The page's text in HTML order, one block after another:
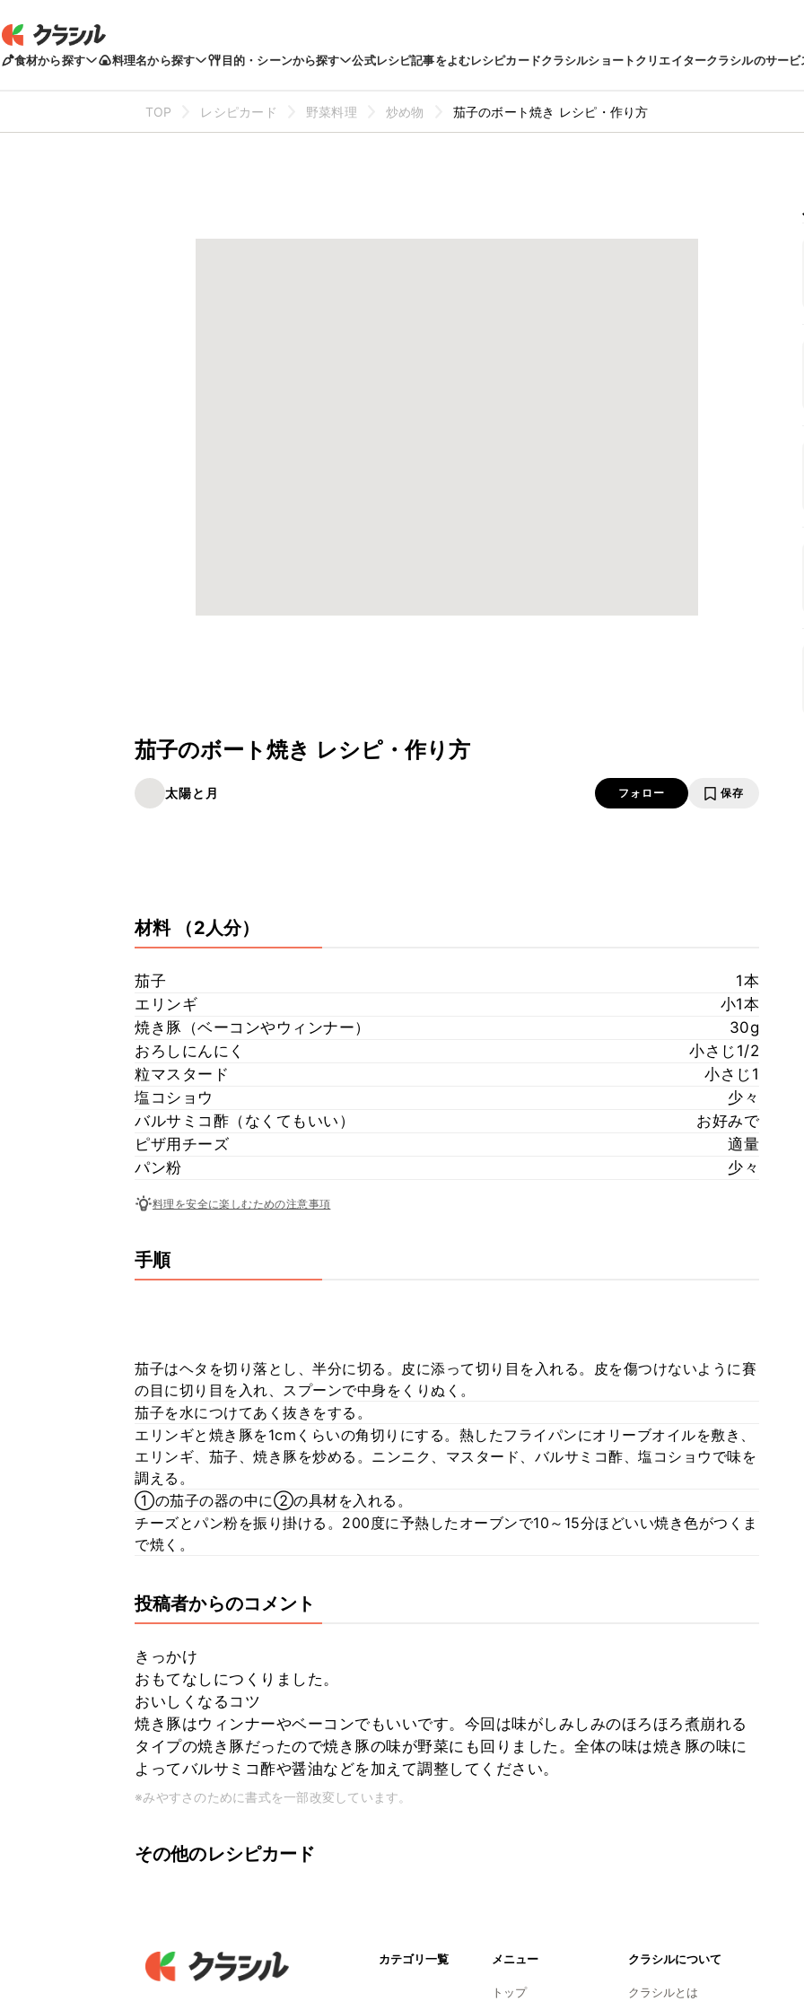
食材から探す 料理名から探す 目的・シーンから探す 公式レシピ記事をよむレシピカードクラシルショートクリエイタークラシルのサービ
TOP レシピカード 野菜料理 炒め物 茄子のボート焼き レシピ・作り方
茄子のボート焼き レシピ・作り方
太陽と月 フォロー 保存
材料 （2人分）
茄子
1本
エリンギ
小1本
焼き豚（ベーコンやウィンナー）
30g
おろしにんにく
小さじ1/2
粒マスタード
小さじ1
塩コショウ
少々
バルサミコ酢（なくてもいい）
お好みで
ピザ用チーズ
適量
パン粉
少々
料理を安全に楽しむための注意事項
手順
茄子はヘタを切り落とし、半分に切る。皮に添って切り目を入れる。皮を傷つけないように賽
の目に切り目を入れ、スプーンで中身をくりぬく。
茄子を水につけてあく抜きをする。
エリンギと焼き豚を1cmくらいの角切りにする。熱したフライパンにオリーブオイルを敷き、
エリンギ、茄子、焼き豚を炒める。ニンニク、マスタード、バルサミコ酢、塩コショウで味を
調える。
①の茄子の器の中に②の具材を入れる。
チーズとパン粉を振り掛ける。200度に予熱したオーブンで10～15分ほどいい焼き色がつくま
で焼く。
投稿者からのコメント
きっかけ
おもてなしにつくりました。
おいしくなるコツ
焼き豚はウィンナーやベーコンでもいいです。今回は味がしみしみのほろほろ煮崩れる
タイプの焼き豚だったので焼き豚の味が野菜にも回りました。全体の味は焼き豚の味に
よってバルサミコ酢や醤油などを加えて調整してください。
※みやすさのために書式を一部改変しています。
その他のレシピカード
カテゴリ一覧 メニュー
トップ
クラシルについて
クラシルとは